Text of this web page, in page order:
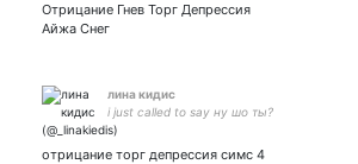
Отрицание Гнев Торг Депрессия
Айжа Снег
лина кидис
i just called to say ну шо ты?
отрицание торг депрессия симс 4